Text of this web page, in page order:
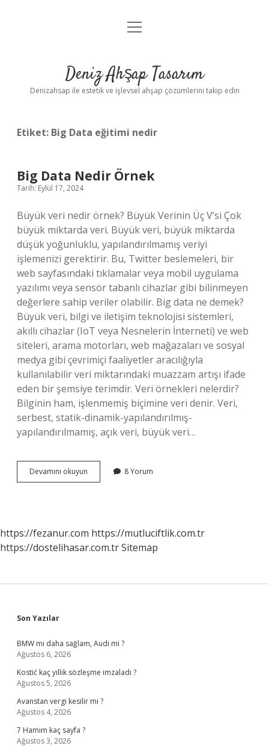
Anasayfa
Yasal Uyarı
menüyü
Deniz Ahşap Tasarım
Denizahsap ile estetik ve işlevsel ahşap çözümlerini takip edin
Etiket: Big Data eğitimi nedir
Big Data Nedir Örnek
Tarih: Eylül 17, 2024
Büyük veri nedir örnek? Büyük Verinin Üç V’si Çok
büyük miktarda veri. Büyük veri, büyük miktarda
düşük yoğunluklu, yapılandırılmamış veriyi
işlemenizi gerektirir. Bu, Twitter beslemeleri, bir
web sayfasındaki tıklamalar veya mobil uygulama
yazılımı veya sensör tabanlı cihazlar gibi bilinmeyen
değerlere sahip veriler olabilir. Big data ne demek?
Büyük veri, bilgi ve iletişim teknolojisi sistemleri,
akıllı cihazlar (IoT veya Nesnelerin İnterneti) ve web
siteleri, arama motorları, web mağazaları ve sosyal
medya gibi çevrimiçi faaliyetler aracılığıyla
kullanılabilir veri miktarındaki muazzam artışı ifade
eden bir şemsiye terimdir. Veri örnekleri nelerdir?
Bilginin ham, işlenmemiş biçimine veri denir. Veri,
serbest, statik-dinamik-yapılandırılmış-
yapılandırılmamış, açık veri, büyük veri…
Devamını okuyun
Data
8 Yorum
https://fezanur.com https://mutluciftlik.com.tr
https://dostelihasar.com.trSitemap
Sidebar
Son Yazılar
BMW mi daha sağlam, Audi mi ?
Ağustos 6, 2026
Kostić kaç yıllık sözleşme imzaladı ?
Ağustos 5, 2026
Avanstan vergi kesilir mi ?
Ağustos 4, 2026
7 Hamim kaç sayfa ?
Ağustos 3, 2026